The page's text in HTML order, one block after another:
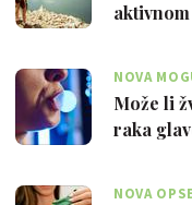
NOVA
Može li
raka
NOVA